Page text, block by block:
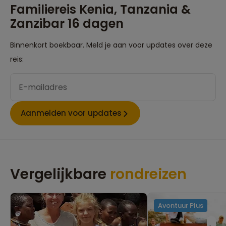
Familiereis Kenia, Tanzania &
Zanzibar 16 dagen
Binnenkort boekbaar. Meld je aan voor updates over deze
reis:
Aanmelden voor updates
Vergelijkbare rondreizen
Avontuur Plus